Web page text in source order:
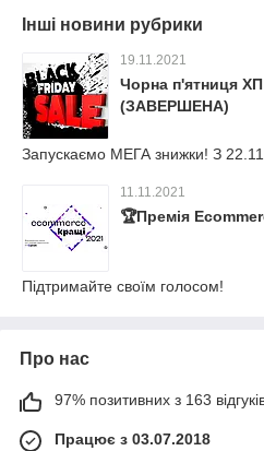
Інші новини рубрики
19.11.2021
Чорна п'ятниця ХП
(ЗАВЕРШЕНА)
Запускаємо МЕГА знижки! З
11.11.2021
🏆Премія
Підтримайте своїм голосом!
Про нас
97% позитивних з 163
Працює з 03.07.2018